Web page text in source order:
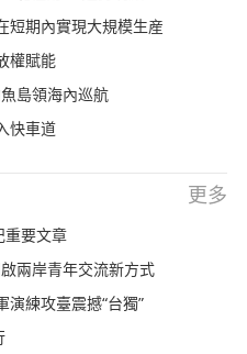
短期內實現大規模生産
權賦能
島領海內巡航
快車道
更多
重要文章
兩岸青年交流新方式
練攻臺震撼“台獨”